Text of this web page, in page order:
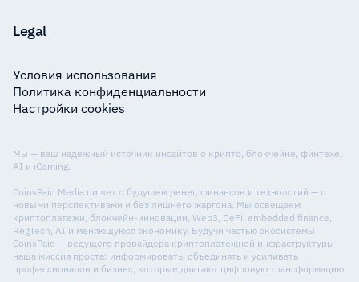
Legal
Условия использования
Политика конфиденциальности
Настройки cookies
Мы — ваш надёжный источник инсайтов о крипто, блокчейне, финтехе,
AI и iGaming.
CoinsPaid Media пишет о будущем денег, финансов и технологий — с
новыми перспективами и без лишнего жаргона. Мы освещаем
криптоплатежи, блокчейн-инновации, Web3, DeFi, embedded finance,
RegTech, AI и меняющуюся экономику. Будучи частью экосистемы
CoinsPaid — ведущего провайдера криптоплатежной инфраструктуры —
наша миссия проста: информировать, объединять и усиливать
профессионалов и бизнес, которые двигают цифровую трансформацию.